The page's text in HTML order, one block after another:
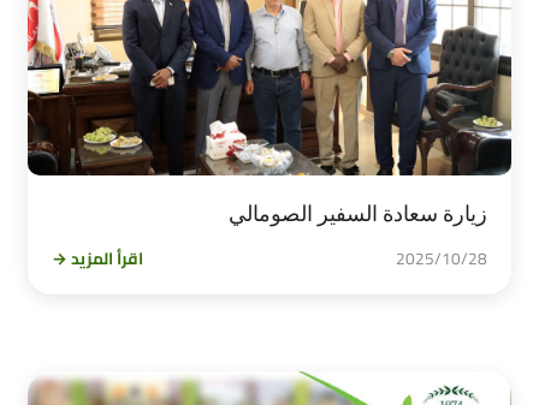
زيارة سعادة السفير الصومالي
2025/10/28 اقرأ المزيد →